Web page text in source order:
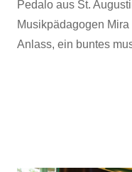
Pedalo aus St.
Musikpädagogen
Anlass, ein buntes